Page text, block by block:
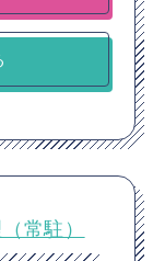
常駐）